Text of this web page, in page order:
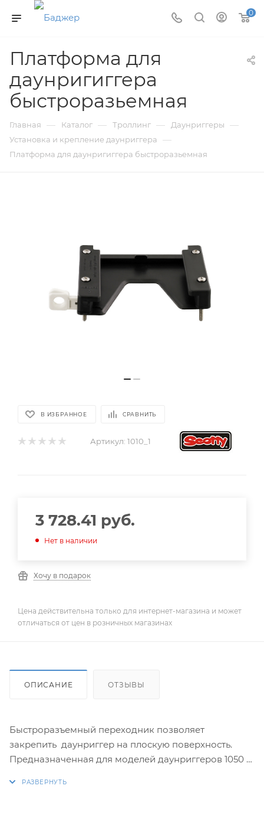
0
Платформа для
даунригиггера
быстроразьемная
Главная — Каталог — Троллинг — Даунриггеры —
Установка и крепление даунриггера —
Платформа для даунригиггера быстроразьемная
В ИЗБРАННОЕ СРАВНИТЬ
Артикул: 1010_1
3 728.41 руб.
Нет в наличии
Хочу в подарок
Цена действительна только для интернет-магазина и может
отличаться от цен в розничных магазинах
ОПИСАНИЕ ОТЗЫВЫ
Быстроразъемный переходник позволяет
закрепить даунриггер на плоскую поверхность.
Предназначенная для моделей даунриггеров 1050 и